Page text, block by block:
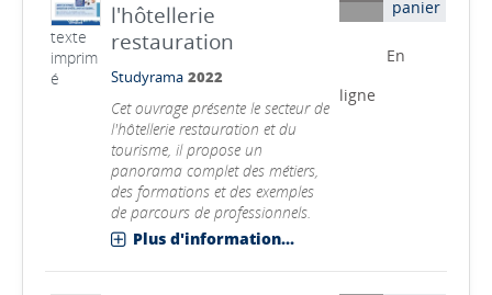
texte
imprim
é
l'hôtellerie
restauration
Studyrama 2022
Cet ouvrage présente le secteur de
l'hôtellerie restauration et du
tourisme, il propose un
panorama complet des métiers,
des formations et des exemples
de parcours de professionnels.
Plus d'information...
panier
En
ligne